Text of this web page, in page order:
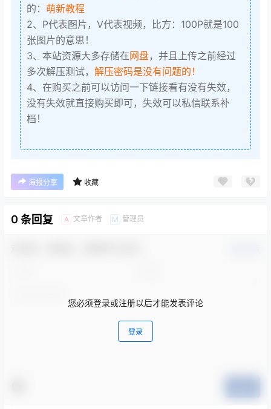
的： 萌新教程
2、P代表图片，V代表视频，比方：100P就是100
张图片的意思！
3、本站资源大多存储在网盘，并且上传之前经过
多次解压测试， 解压密码是没有问题的！
4、在购买之前可以访问一下链接看有没有失效，
没有失效就直接购买即可，失效可以私信联系补
档！
海报分享 收藏
0 条回复 A 文章作者 M 管理员
您必须登录或注册以后才能发表评论
登录